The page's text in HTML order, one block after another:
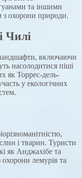
та іншими
з охорони природи.
Чилі
включаючи
насолодитися піші
як Торрес-дель-
у екологічних
і тварин. Туристи
як Анджахібе та
лемурів та